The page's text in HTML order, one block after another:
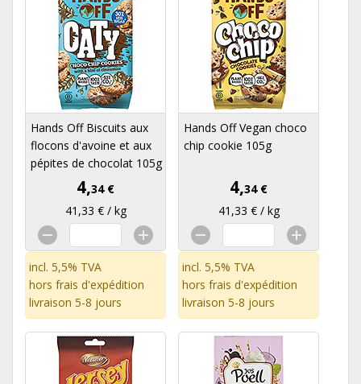
Hands Off Biscuits aux
flocons d'avoine et aux
pépites de chocolat 105g
4,34 €
41,33 € / kg
incl. 5,5% TVA
hors frais d'expédition
livraison 5-8 jours
Hands Off Vegan choco
chip cookie 105g
4,34 €
41,33 € / kg
incl. 5,5% TVA
hors frais d'expédition
livraison 5-8 jours